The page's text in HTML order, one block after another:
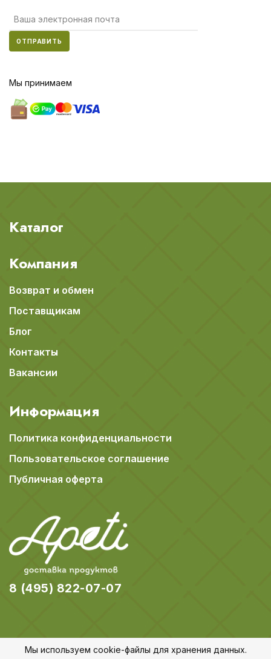
ОТПРАВИТЬ
Мы принимаем
Каталог
Компания
Возврат и обмен
Поставщикам
Блог
Контакты
Вакансии
Информация
Политика конфиденциальности
Пользовательское соглашение
Публичная оферта
8 (495) 822-07-07
Мы используем cookie-файлы для хранения данных.